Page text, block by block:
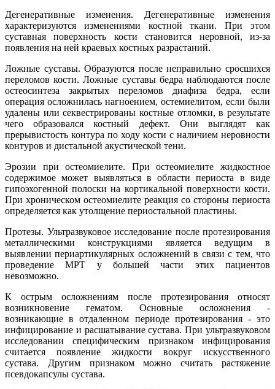
Дегенеративные изменения. Дегенеративные изменения
характеризуются изменениями костной ткани. При этом
суставная поверхность кости становится неровной, из-за
появления на ней краевых костных разрастаний.
Ложные суставы. Образуются после неправильно сросшихся
переломов кости. Ложные суставы бедра наблюдаются после
остеосинтеза закрытых переломов диафиза бедра, если
операция осложнилась нагноением, остемиелитом, если были
удалены или секвестрированы костные отломки, в результате
чего образовался костный дефект. Они выглядят как
прерывистость контура по ходу кости с наличием неровности
контуров и дистальной акустической тени.
Эрозии при остеомиелите. При остеомиелите жидкостное
содержимое может выявляться в области периоста в виде
гипоэхогенной полоски на кортикальной поверхности кости.
При хроническом остеомиелите реакция со стороны периоста
определяется как утолщение периостальной пластины.
Протезы. Ультразвуковое исследование после протезирования
металлическими конструкциями является ведущим в
выявлении периартикулярных осложнений в связи с тем, что
проведение МРТ у большей части этих пациентов
невозможно.
К острым осложнениям после протезирования относят
возникновение гематом. Основные осложнения -
возникающие в отдаленном периоде протезирования - это
инфицирование и расшатывание сустава. При ультразвуковом
исследовании специфическим признаком инфицирования
считается появление жидкости вокруг искусственного
сустава. Другим признаком можно считать растяжение
псевдокапсулы сустава.